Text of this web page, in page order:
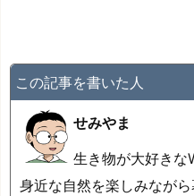
この記事を書いた人
せみやま
生き物が大好きな
身近な自然を楽しみながら